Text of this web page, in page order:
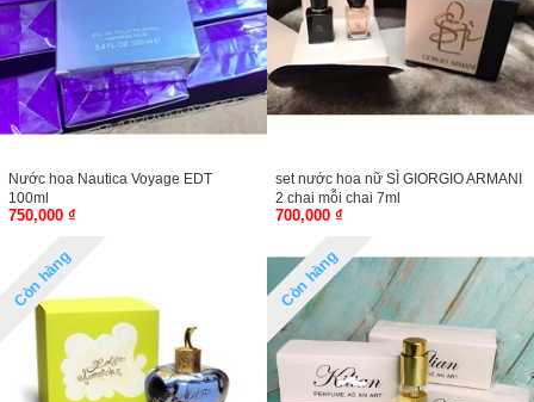
Nước hoa Nautica Voyage EDT
100ml
750,000 ₫
set nước hoa nữ SÌ GIORGIO ARMANI
2 chai mỗi chai 7ml
700,000 ₫
Còn hàng Còn hàng